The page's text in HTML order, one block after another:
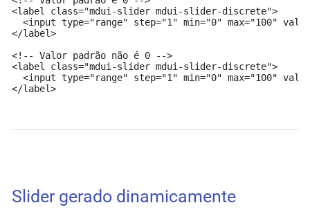
<label class="mdui-slider mdui-slider-discrete">
<input type="range" step="1" min="0" max="100"
</label>
<!-- Valor padrão não é 0 -->
<label class="mdui-slider mdui-slider-discrete">
<input type="range" step="1" min="0" max="100"
</label>
Slider gerado dinamicamente